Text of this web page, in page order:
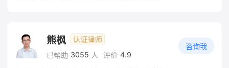
熊枫
已帮助 3055 人 评价 4.9
咨询我